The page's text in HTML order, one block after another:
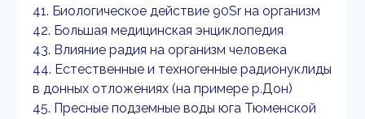
41. Биологическое действие 90Sr на организм
42. Большая медицинская энциклопедия
43. Влияние радия на организм человека
44. Естественные и техногенные радионуклиды
в донных отложениях (на примере р.Дон)
45. Пресные подземные воды юга Тюменской